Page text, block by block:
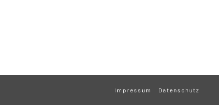
Impressum Datenschutz